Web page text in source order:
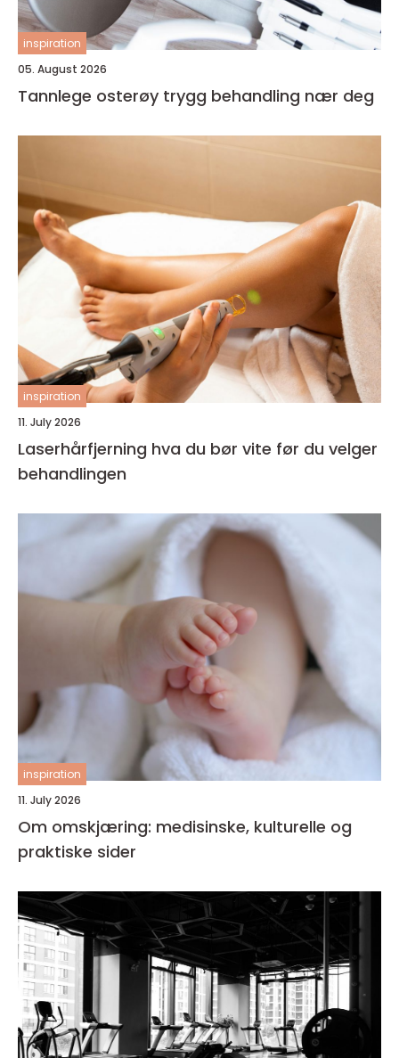
inspiration
05. August 2026
Tannlege osterøy trygg behandling nær deg
inspiration
11. July 2026
Laserhårfjerning hva du bør vite før du velger
behandlingen
inspiration
11. July 2026
Om omskjæring: medisinske, kulturelle og
praktiske sider